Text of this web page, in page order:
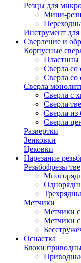
Резцы для
Мини-
Инструмент для
Сверление и
Корпусные
Пластины
Сверла со
Сверла со
Сверла
Сверла с
Сверла
Сверла из
Сверла
Развертки
Зенковки
Цековки
Нарезание
Резьбофрезы
Метчики
Метчики
Метчики
Оснастка
Блоки